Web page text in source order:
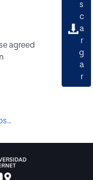
agreed
s
c
a
r
g
a
r